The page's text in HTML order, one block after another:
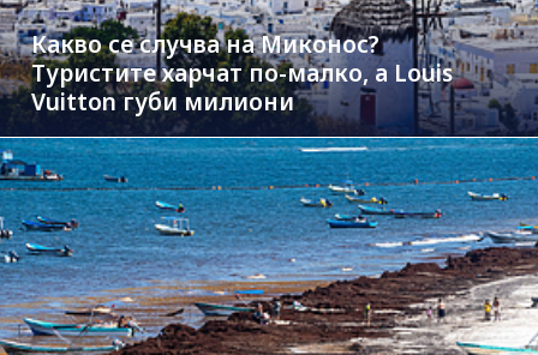
Какво се случва на Миконос?
Туристите харчат по-малко, а Louis
Vuitton губи милиони